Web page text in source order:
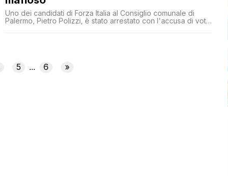
Uno dei candidati di Forza Italia al Consiglio comunale di
Palermo, Pietro Polizzi, è stato arrestato con l'accusa di voto
5 ... 6 »